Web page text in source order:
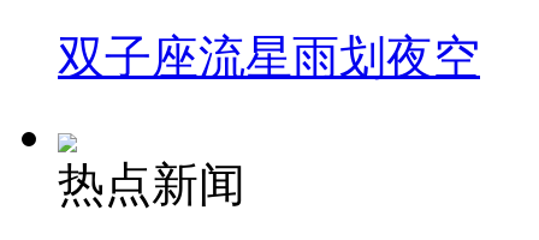
双子座流星雨划夜空
热点新闻